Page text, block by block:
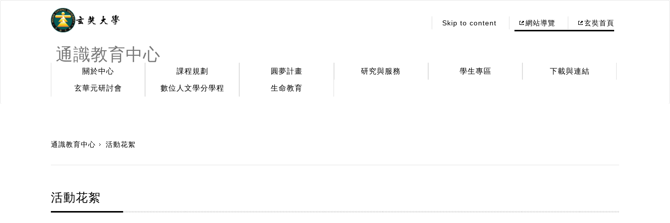
通識教育中心
Skip to content 網站導覽 玄奘首頁
關於中心 課程規劃 圓夢計畫 研究與服務 學生專區
下載與連結
玄華元研討會
數位人文學分學程 生命教育
通識教育中心 活動花絮
活動花絮